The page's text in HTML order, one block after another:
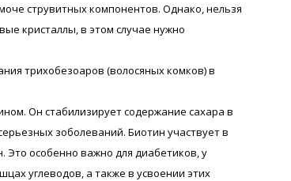
струвитных компонентов. Однако, нельзя
кристаллы, в этом случае нужно
трихобезоаров (волосяных комков) в
Он стабилизирует содержание сахара в
зоболеваний. Биотин участвует в
особенно важно для диабетиков, у
углеводов, а также в усвоении этих